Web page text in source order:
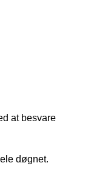
at besvare
døgnet.